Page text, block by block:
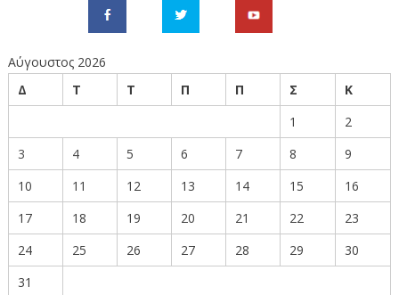
Αύγουστος 2026
Δ
Τ Τ Π Π Σ
Κ
1
2
3
4 5 6 7 8
9
10
11 12 13 14 15
16
17
18 19 20 21 22
23
24
25 26 27 28 29
30
31